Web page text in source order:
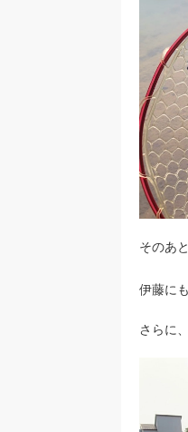
そのあ
伊藤に
さらに、